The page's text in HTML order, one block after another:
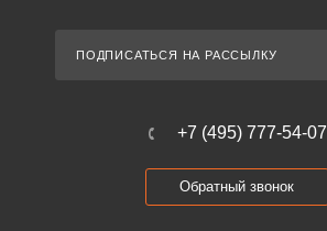
ПОДПИСАТЬСЯ НА РАССЫЛКУ
+7 (495) 777-54-07
Обратный звонок